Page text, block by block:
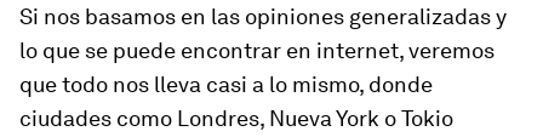
Si nos basamos en las opiniones generalizadas y
lo que se puede encontrar en internet, veremos
que todo nos lleva casi a lo mismo, donde
ciudades como Londres, Nueva York o Tokio